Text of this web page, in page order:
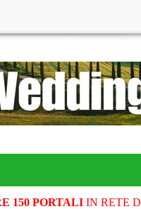
150 PORTALIIN RETE